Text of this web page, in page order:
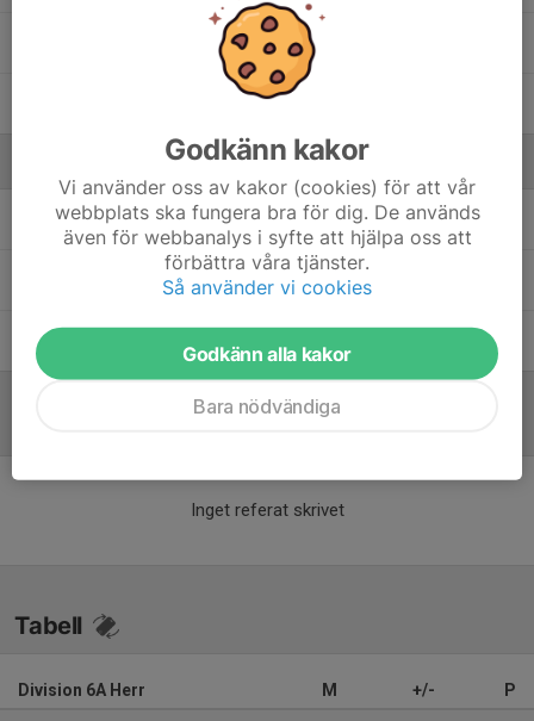
Emil Zsambokrety AnderssonTränare
Martin PerssonTränare
Tränare
Inget referat skrivet
Tabell
Division 6A Herr M +/- P
Godkänn kakor
Vi använder oss av kakor (cookies) för att vår
webbplats ska fungera bra för dig. De används
även för webbanalys i syfte att hjälpa oss att
förbättra våra tjänster.
Så använder vi cookies
Godkänn alla kakor
Bara nödvändiga